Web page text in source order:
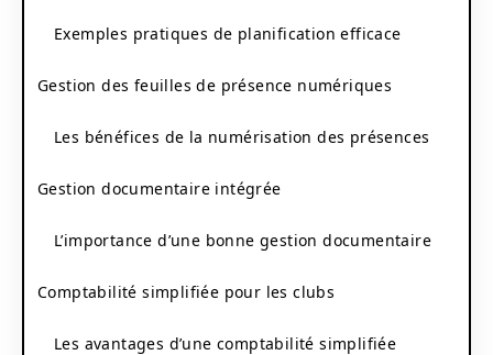
Exemples pratiques de planification efficace
Gestion des feuilles de présence numériques
Les bénéfices de la numérisation des présences
Gestion documentaire intégrée
L’importance d’une bonne gestion documentaire
Comptabilité simplifiée pour les clubs
Les avantages d’une comptabilité simplifiée